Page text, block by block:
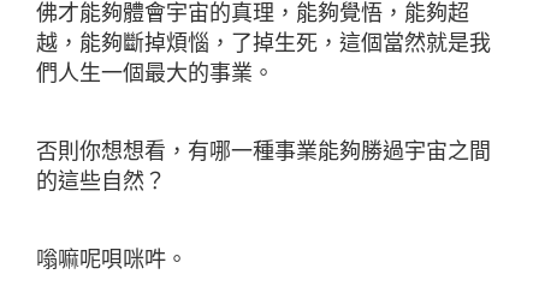
佛才能夠體會宇宙的真理，能夠覺悟，能夠超
越，能夠斷掉煩惱，了掉生死，這個當然就是我
們人生一個最大的事業。
否則你想想看，有哪一種事業能夠勝過宇宙之間
的這些自然？
嗡嘛呢唄咪吽。